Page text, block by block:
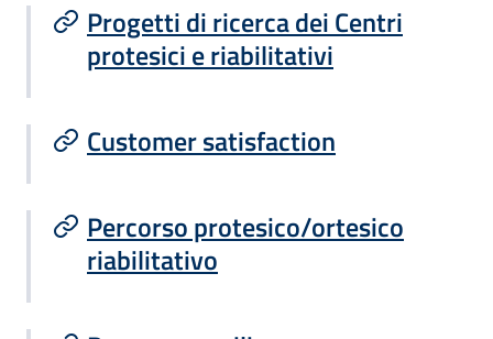
Progetti di ricerca dei Centri
protesici e riabilitativi
Customer satisfaction
Percorso protesico/ortesico
riabilitativo